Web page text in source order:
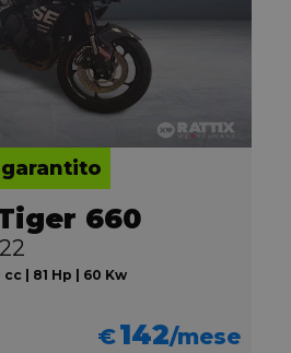
660
| 81 Hp | 60 Kw
€142/mese